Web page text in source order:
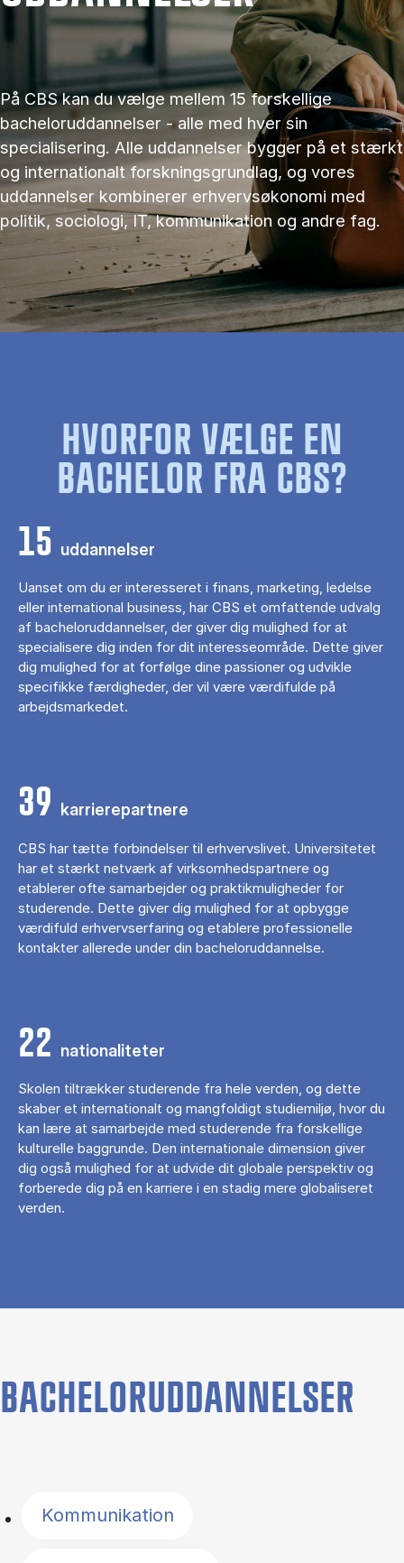
På CBS kan du vælge mellem 15 forskellige
bacheloruddannelser - alle med hver sin
specialisering. Alle uddannelser bygger på et stærkt
og internationalt forskningsgrundlag, og vores
uddannelser kombinerer erhvervsøkonomi med
politik, sociologi, IT, kommunikation og andre fag.
HVORFOR VÆLGE EN
BACHELOR FRA CBS?
15 uddannelser
Uanset om du er interesseret i finans, marketing, ledelse
eller international business, har CBS et omfattende udvalg
af bacheloruddannelser, der giver dig mulighed for at
specialisere dig inden for dit interesseområde. Dette giver
dig mulighed for at forfølge dine passioner og udvikle
specifikke færdigheder, der vil være værdifulde på
arbejdsmarkedet.
39 karrierepartnere
CBS har tætte forbindelser til erhvervslivet. Universitetet
har et stærkt netværk af virksomhedspartnere og
etablerer ofte samarbejder og praktikmuligheder for
studerende. Dette giver dig mulighed for at opbygge
værdifuld erhvervserfaring og etablere professionelle
kontakter allerede under din bacheloruddannelse.
22 nationaliteter
Skolen tiltrækker studerende fra hele verden, og dette
skaber et internationalt og mangfoldigt studiemiljø, hvor du
kan lære at samarbejde med studerende fra forskellige
kulturelle baggrunde. Den internationale dimension giver
dig også mulighed for at udvide dit globale perspektiv og
forberede dig på en karriere i en stadig mere globaliseret
verden.
BACHELORUDDANNELSER
Kommunikation